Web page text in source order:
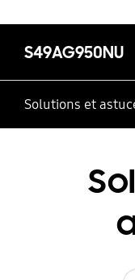
S49AG950NU
Solutions et